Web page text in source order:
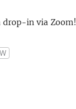
drop-in via Zoom!